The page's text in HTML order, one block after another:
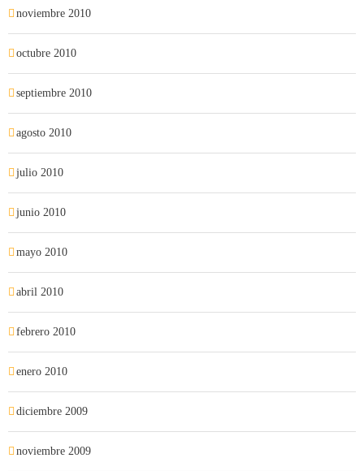
noviembre 2010
octubre 2010
septiembre 2010
agosto 2010
julio 2010
junio 2010
mayo 2010
abril 2010
febrero 2010
enero 2010
diciembre 2009
noviembre 2009